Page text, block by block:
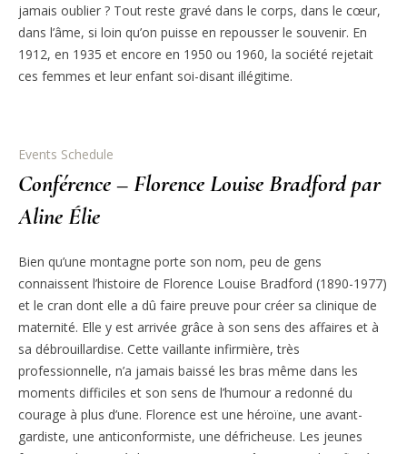
jamais oublier ? Tout reste gravé dans le corps, dans le cœur,
dans l’âme, si loin qu’on puisse en repousser le souvenir. En
1912, en 1935 et encore en 1950 ou 1960, la société rejetait
ces femmes et leur enfant soi-disant illégitime.
Events Schedule
Conférence – Florence Louise Bradford par
Aline Élie
Bien qu’une montagne porte son nom, peu de gens
connaissent l’histoire de Florence Louise Bradford (1890-1977)
et le cran dont elle a dû faire preuve pour créer sa clinique de
maternité. Elle y est arrivée grâce à son sens des affaires et à
sa débrouillardise. Cette vaillante infirmière, très
professionnelle, n’a jamais baissé les bras même dans les
moments difficiles et son sens de l’humour a redonné du
courage à plus d’une. Florence est une héroïne, une avant-
gardiste, une anticonformiste, une défricheuse. Les jeunes